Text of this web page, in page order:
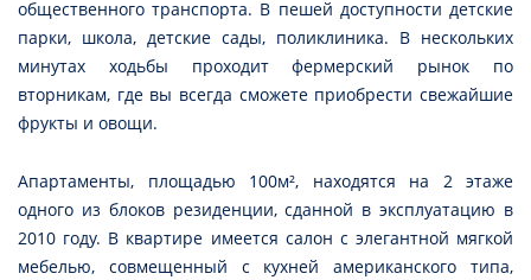
общественного транспорта. В пешей доступности детские
парки, школа, детские сады, поликлиника. В нескольких
минутах ходьбы проходит фермерский рынок по
вторникам, где вы всегда сможете приобрести свежайшие
фрукты и овощи.
Апартаменты, площадью 100м², находятся на 2 этаже
одного из блоков резиденции, сданной в эксплуатацию в
2010 году. В квартире имеется салон с элегантной мягкой
мебелью, совмещенный с кухней американского типа,